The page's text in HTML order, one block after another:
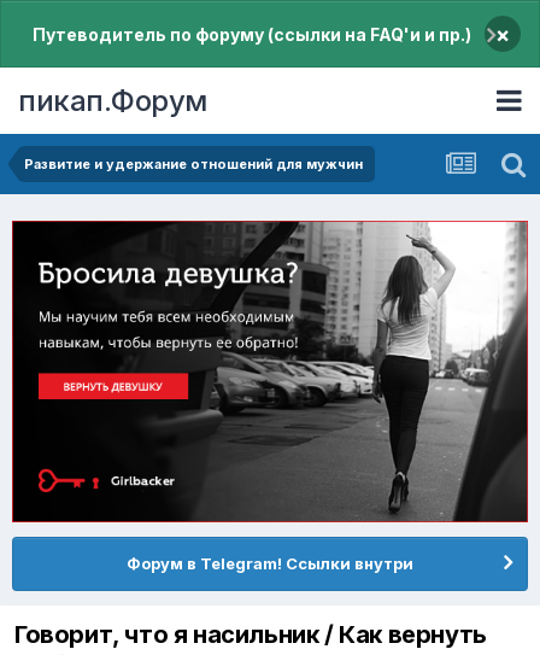
Путеводитель по форуму (ссылки на FAQ'и и пр.) ×
пикап.Форум
Pазвитие и удержание отношений для мужчин
Форум в Telegram! Ссылки внутри
Говорит, что я насильник / Как вернуть